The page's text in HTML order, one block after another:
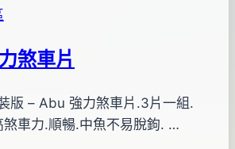
煞車片
版 – Abu 強力煞車片.3片一組.
煞車力.順暢.中魚不易脫鉤. …